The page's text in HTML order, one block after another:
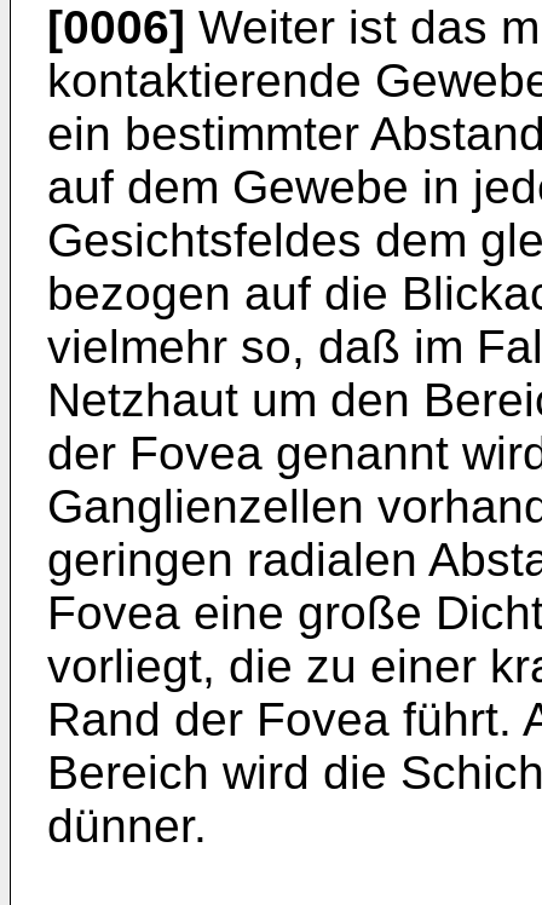
[0006] Weiter ist das
kontaktierende
ein bestimmter
auf dem Gewebe in
Gesichtsfeldes dem
bezogen auf die
vielmehr so, daß im
Netzhaut um den
der Fovea genannt
Ganglienzellen
geringen radialen
Fovea eine große
vorliegt, die zu einer
Rand der Fovea führt.
Bereich wird die
dünner.